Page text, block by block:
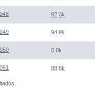
92,3k
94,9k
0,0k
88,8k